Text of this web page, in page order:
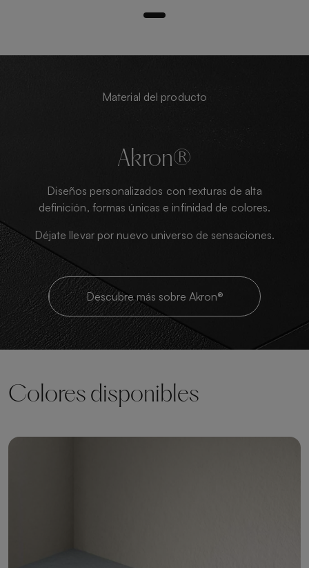
Material del producto
Akron®
Diseños personalizados con texturas de alta
definición, formas únicas e infinidad de colores.
Déjate llevar por nuevo universo de sensaciones.
Descubre más sobre Akron®
Colores disponibles